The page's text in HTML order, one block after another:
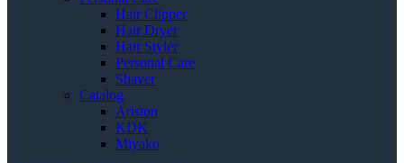
Hair Clipper
Hair Dryer
Hair Styler
Personal Care
Shaver
Catalog
Ariston
KDK
Miyako